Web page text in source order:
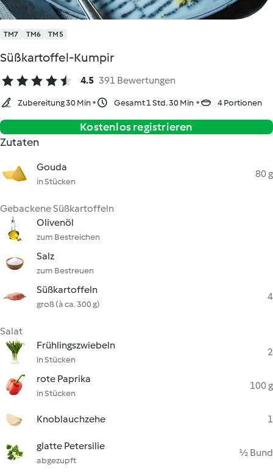
TM7 TM6 TM5
Süßkartoffel-Kumpir
4.5 391 Bewertungen
Zubereitung 30 Min Gesamt 1 Std. 30 Min 4 Portionen
Kostenlos registrieren
Zutaten
Gouda
in Stücken
80 g
Gebackene Süßkartoffeln
Olivenöl
zum Bestreichen
Salz
zum Bestreuen
Süßkartoffeln
groß (à ca. 300 g)
4
Salat
Frühlingszwiebeln
in Stücken
2
rote Paprika
in Stücken
100 g
Knoblauchzehe 1
glatte Petersilie
abgezupft
½ Bund